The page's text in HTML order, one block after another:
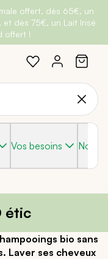
offertedès 30€
de produits
offert, dès 65€, un
et dès 75€, un Lait Irisé
offert !
Vos besoins Nos
étic
bio sans
Laver ses cheveux